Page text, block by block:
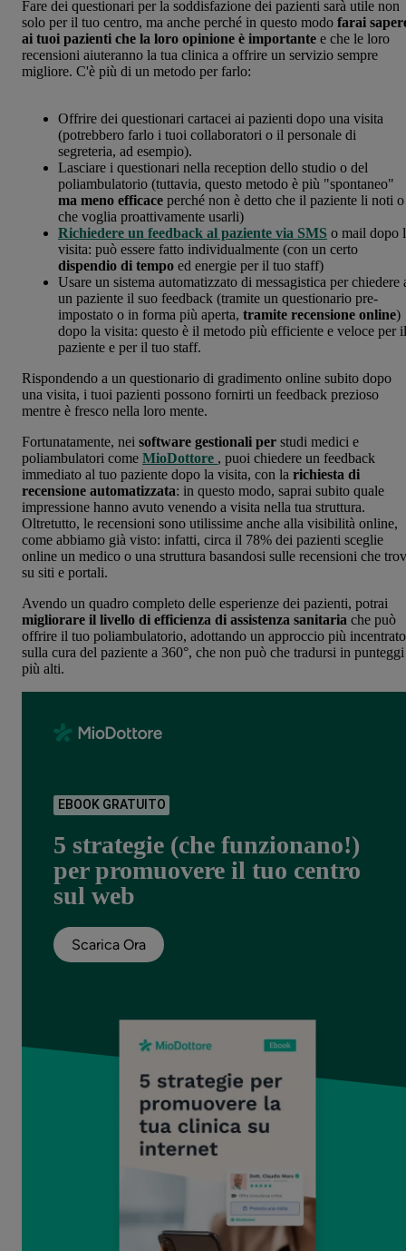
Fare dei questionari per la soddisfazione dei pazienti sarà utile non
solo per il tuo centro, ma anche perché in questo modo farai
ai tuoi pazienti che la loro opinione è importante e che le loro
recensioni aiuteranno la tua clinica a offrire un servizio sempre
migliore. C'è più di un metodo per farlo:
Offrire dei questionari cartacei ai pazienti dopo una visita
(potrebbero farlo i tuoi collaboratori o il personale di
segreteria, ad esempio).
Lasciare i questionari nella reception dello studio o del
poliambulatorio (tuttavia, questo metodo è più "spontaneo"
ma meno efficace perché non è detto che il paziente li noti o
che voglia proattivamente usarli)
Richiedere un feedback al paziente via SMS o mail dopo
visita: può essere fatto individualmente (con un certo
dispendio di tempo ed energie per il tuo staff)
Usare un sistema automatizzato di messagistica per chiedere
un paziente il suo feedback (tramite un questionario pre-
impostato o in forma più aperta, tramite recensione online)
dopo la visita: questo è il metodo più efficiente e veloce per il
paziente e per il tuo staff.
Rispondendo a un questionario di gradimento online subito dopo
una visita, i tuoi pazienti possono fornirti un feedback prezioso
mentre è fresco nella loro mente.
Fortunatamente, nei software gestionali per studi medici e
poliambulatori come MioDottore , puoi chiedere un feedback
immediato al tuo paziente dopo la visita, con la richiesta di
recensione automatizzata: in questo modo, saprai subito quale
impressione hanno avuto venendo a visita nella tua struttura.
Oltretutto, le recensioni sono utilissime anche alla visibilità online,
come abbiamo già visto: infatti, circa il 78% dei pazienti sceglie
online un medico o una struttura basandosi sulle recensioni che
su siti e portali.
Avendo un quadro completo delle esperienze dei pazienti, potrai
migliorare il livello di efficienza di assistenza sanitaria che può
offrire il tuo poliambulatorio, adottando un approccio più incentrato
sulla cura del paziente a 360°, che non può che tradursi in punteggi
più alti.
EBOOK GRATUITO
5 strategie (che funzionano!)
per promuovere il tuo centro
sul web
Scarica Ora